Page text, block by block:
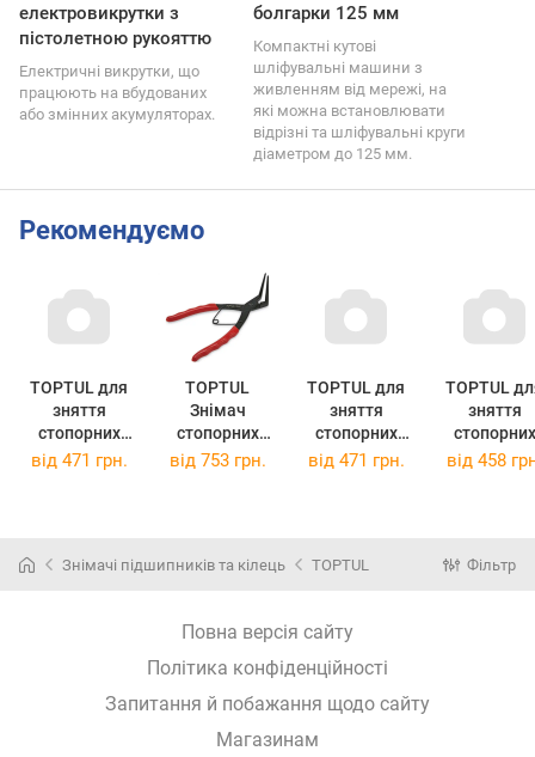
електровикрутки з
пістолетною рукояттю
Електричні викрутки, що
працюють на вбудованих
або змінних акумуляторах.
болгарки 125 мм
Компактні кутові
шліфувальні машини з
живленням від мережі, на
які можна встановлювати
відрізні та шліфувальні круги
діаметром до 125 мм.
Рекомендуємо
TOPTUL для
зняття
стопорних
кілець 5"
(стиск загнуті
TOPTUL
Знімач
стопорних
кілець
TOPTUL для
зняття
стопорних
кілець 5"
(розтиск
TOPTUL
зняття
стопорних
кілець 5"
від 471 грн. від 753 грн. від 471 грн. від 458
Знімачі підшипників та кілець TOPTUL Фільтр
Повна версія сайту
Політика конфіденційності
Запитання й побажання щодо сайту
Магазинам